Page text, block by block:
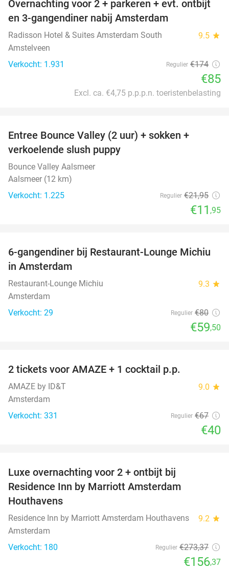
51%
Overnachting voor 2 + parkeren + evt. ontbijt
en 3-gangendiner nabij Amsterdam
Radisson Hotel & Suites Amsterdam South 9.5 star
Amstelveen
Verkocht: 1.931
Regulier €174
€85
Excl. ca. €4,75 p.p.p.n. toeristenbelasting
Entree Bounce Valley (2 uur) + sokken +
verkoelende slush puppy
Bounce Valley Aalsmeer
Aalsmeer (12 km)
Verkocht: 1.225
Regulier €21,95
€11 ,95
26%
6-gangendiner bij Restaurant-Lounge Michiu
in Amsterdam
Restaurant-Lounge Michiu 9.3 star
Amsterdam
Verkocht: 29
Regulier €80
€59,50
2 tickets voor AMAZE + 1 cocktail p.p.
AMAZE by ID&T 9.0 star
Amsterdam
Verkocht: 331
Regulier €67
€40
Luxe overnachting voor 2 + ontbijt bij
Residence Inn by Marriott Amsterdam
Houthavens
Residence Inn by Marriott Amsterdam Houthavens 9.2 star
Amsterdam
Verkocht: 180
Regulier €273,37
€156,37